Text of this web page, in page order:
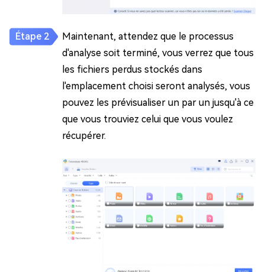
Maintenant, attendez que le processus
d'analyse soit terminé, vous verrez que tous
les fichiers perdus stockés dans
l'emplacement choisi seront analysés, vous
pouvez les prévisualiser un par un jusqu'à ce
que vous trouviez celui que vous voulez
récupérer.